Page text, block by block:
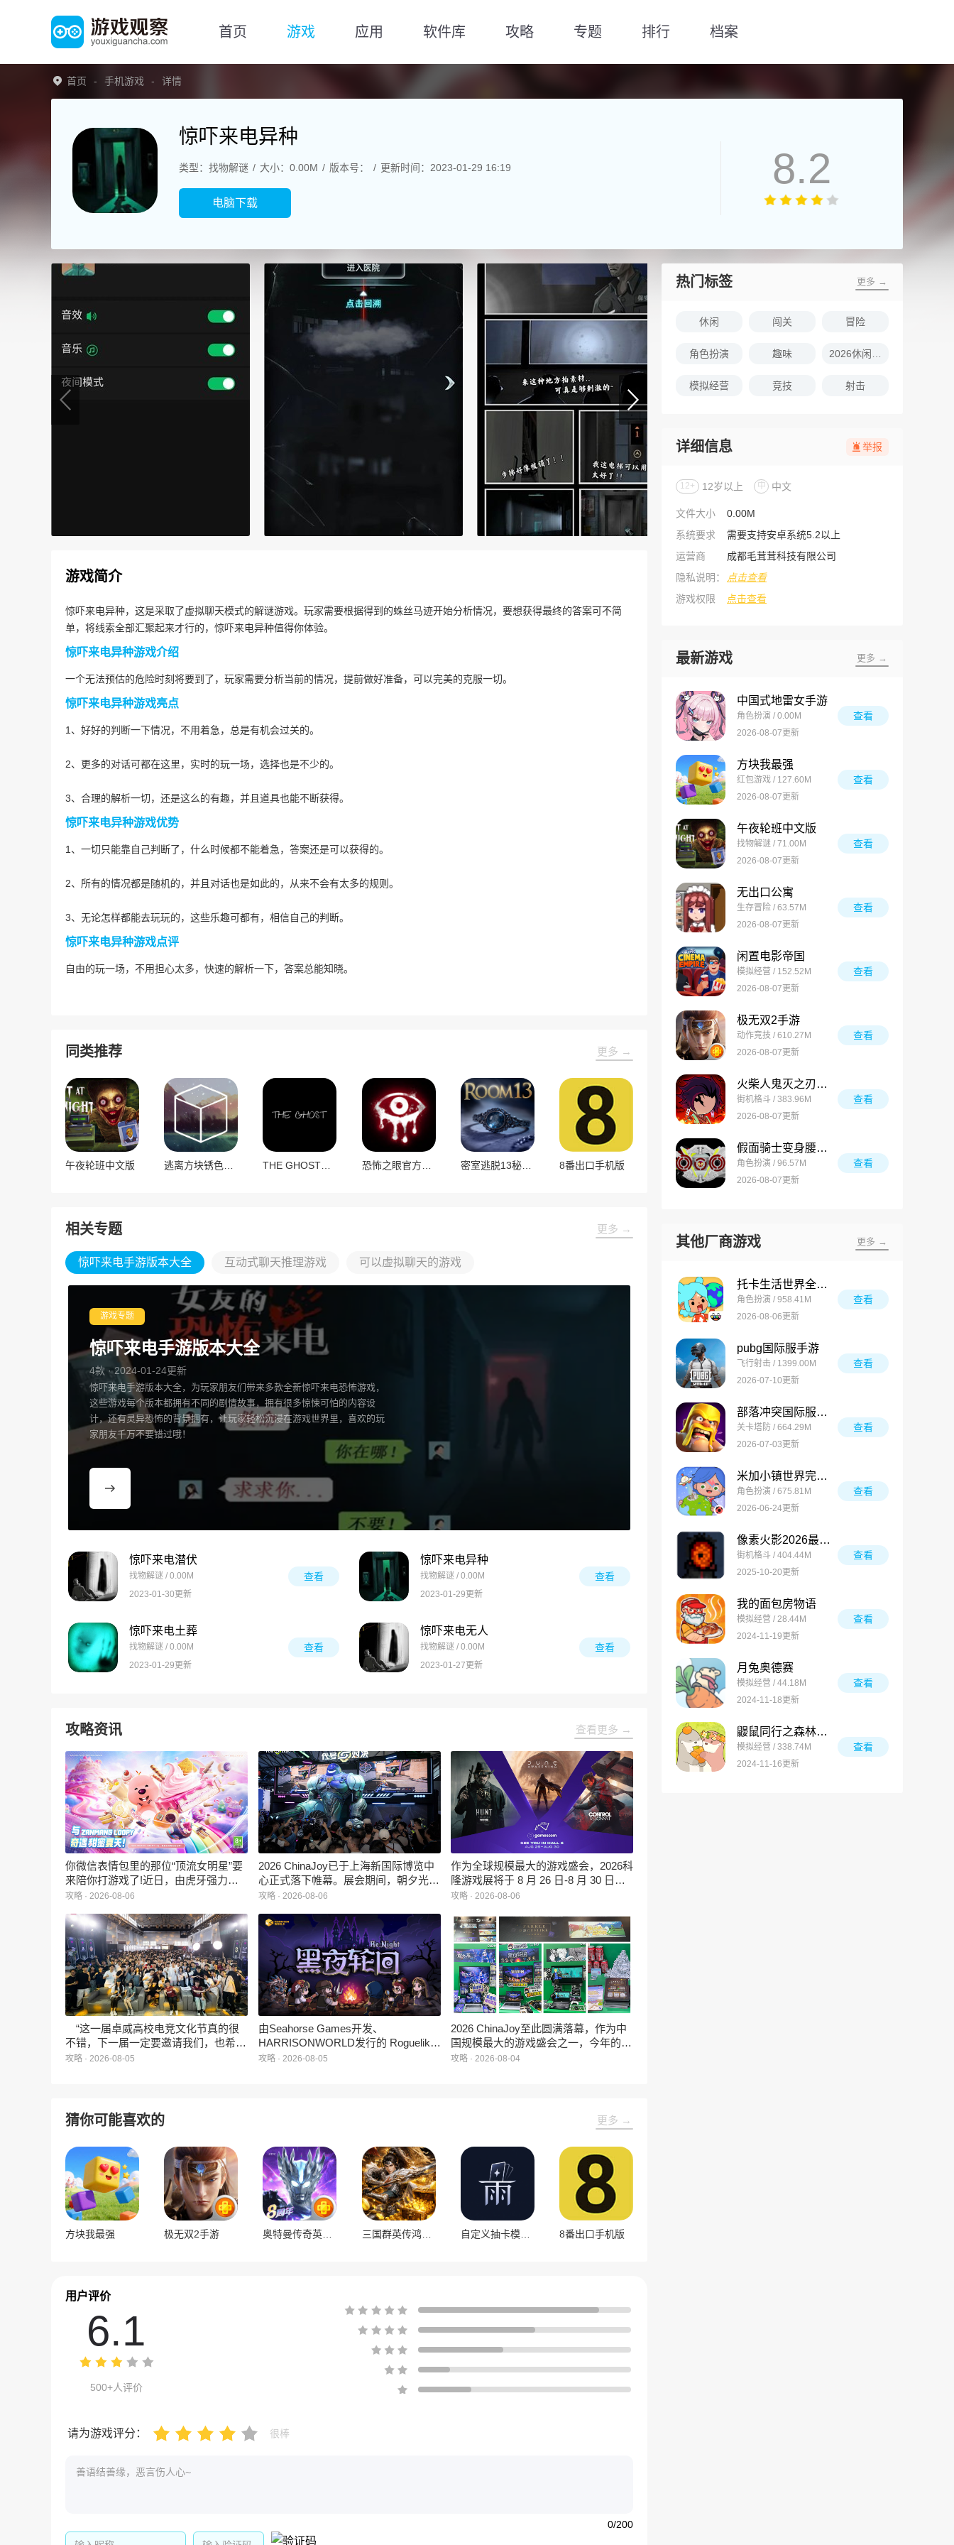
首页 游戏 应用 软件库 攻略 专题 排行 档案
首页 手机游戏 详情
惊吓来电异种
类型：找物解谜 大小：0.00M 版本号： 更新时间：2023-01-29 16:19
电脑下载
8.2
游戏简介
惊吓来电异种，这是采取了虚拟聊天模式的解谜游戏。玩家需要根据得到的蛛丝马迹开始分析情况，要想获得最终的答案可不简
单，将线索全部汇聚起来才行的，惊吓来电异种值得你体验。
惊吓来电异种游戏介绍
一个无法预估的危险时刻将要到了，玩家需要分析当前的情况，提前做好准备，可以完美的克服一切。
惊吓来电异种游戏亮点
1、好好的判断一下情况，不用着急，总是有机会过关的。
2、更多的对话可都在这里，实时的玩一场，选择也是不少的。
3、合理的解析一切，还是这么的有趣，并且道具也能不断获得。
惊吓来电异种游戏优势
1、一切只能靠自己判断了，什么时候都不能着急，答案还是可以获得的。
2、所有的情况都是随机的，并且对话也是如此的，从来不会有太多的规则。
3、无论怎样都能去玩玩的，这些乐趣可都有，相信自己的判断。
惊吓来电异种游戏点评
自由的玩一场，不用担心太多，快速的解析一下，答案总能知晓。
同类推荐 更多 →
午夜轮班中文版 密室逃脱13秘密任务最新版 8番出口手机版
相关专题 更多 →
惊吓来电手游版本大全 互动式聊天推理游戏 可以虚拟聊天的游戏
游戏专题
惊吓来电手游版本大全
4款 · 2024-01-24更新
惊吓来电手游版本大全，为玩家朋友们带来多款全新惊吓来电恐怖游戏，
这些游戏每个版本都拥有不同的剧情故事，拥有很多惊悚可怕的内容设
计，还有灵异恐怖的背景拥有，让玩家轻松沉浸在游戏世界里，喜欢的玩
家朋友千万不要错过哦！
惊吓来电潜伏
找物解谜 / 0.00M
2023-01-30更新
查看
惊吓来电异种
找物解谜 / 0.00M
2023-01-29更新
查看
惊吓来电土葬
找物解谜 / 0.00M
2023-01-29更新
查看
惊吓来电无人
找物解谜 / 0.00M
2023-01-27更新
查看
攻略资讯 查看更多 →
你微信表情包里的那位“顶流女明星”要
来陪你打游戏了!近日，由虎牙强力发
行、正版Zanmang Loopy(赞萌露比)IP
遇》正式曝光。这款产品巧妙融合了
3D立体消除、模拟经营与丰富的互动
社交玩法，准备为广大玩家和
ZANMANG LOOPY粉丝们带来一场视
觉与味觉的双重“奇遇”。
攻略 · 2026-08-06
2026 ChinaJoy已于上海新国际博览中
心正式落下帷幕。展会期间，朝夕光年
旗下蓝海工作室自研的多英雄策略射击
相，并向玩家开放试玩。
攻略 · 2026-08-06
作为全球规模最大的游戏盛会，2026科
隆游戏展将于 8 月 26 日-8 月 30 日在
德国举行。日前，科隆游戏展官方宣
罄，这也是科隆游戏展办展史上首次出
现展位一席难求的情况。
攻略 · 2026-08-06
“这一届卓威高校电竞文化节真的很
不错，下一届一定要邀请我们，也希望
能给更多同学一个来到现场的机会。”
攻略 · 2026-08-05
由Seahorse Games开发、
HARRISONWORLD发行的 Roguelike
卡牌战棋游戏 《黑夜轮回》于2026年8
攻略 · 2026-08-05
2026 ChinaJoy至此圆满落幕，作为中
国规模最大的游戏盛会之一，今年的展
馆依旧汇聚了来自全球的游戏厂商、媒
流互动，共同度过了充满欢笑与惊喜的
攻略 · 2026-08-04
猜你可能喜欢的 更多 →
方块我最强 极无双2手游 三国群英传鸿鹄霸业最新版 自定义抽卡模拟器 8番出口手机版
用户评价
6.1
500+人评价
请为游戏评分： 很棒
0/200
热门标签 更多 →
休闲 闯关 冒险
角色扮演 趣味
模拟经营 竞技 射击
详细信息 举报
12+ 12岁以上 中 中文
文件大小
0.00M
系统要求
需要支持安卓系统5.2以上
运营商
成都毛茸茸科技有限公司
隐私说明：
点击查看
游戏权限
点击查看
最新游戏 更多 →
中国式地雷女手游
角色扮演 / 0.00M
2026-08-07更新
查看
方块我最强
红包游戏 / 127.60M
2026-08-07更新
查看
午夜轮班中文版
找物解谜 / 71.00M
2026-08-07更新
查看
无出口公寓
生存冒险 / 63.57M
2026-08-07更新
查看
闲置电影帝国
模拟经营 / 152.52M
2026-08-07更新
查看
极无双2手游
动作竞技 / 610.27M
2026-08-07更新
查看
火柴人鬼灭之刃游戏
街机格斗 / 383.96M
2026-08-07更新
查看
假面骑士变身腰带模拟器合集
角色扮演 / 96.57M
2026-08-07更新
查看
其他厂商游戏 更多 →
托卡生活世界全解锁版
角色扮演 / 958.41M
2026-08-06更新
查看
pubg国际服手游
飞行射击 / 1399.00M
2026-07-10更新
查看
部落冲突国际服最新版
关卡塔防 / 664.29M
2026-07-03更新
查看
米加小镇世界完整版
角色扮演 / 675.81M
2026-06-24更新
查看
像素火影2026最新版
街机格斗 / 404.44M
2025-10-20更新
查看
我的面包房物语
模拟经营 / 28.44M
2024-11-19更新
查看
月兔奥德赛
模拟经营 / 44.18M
2024-11-18更新
查看
鼹鼠同行之森林之家万圣节版
模拟经营 / 338.74M
2024-11-16更新
查看